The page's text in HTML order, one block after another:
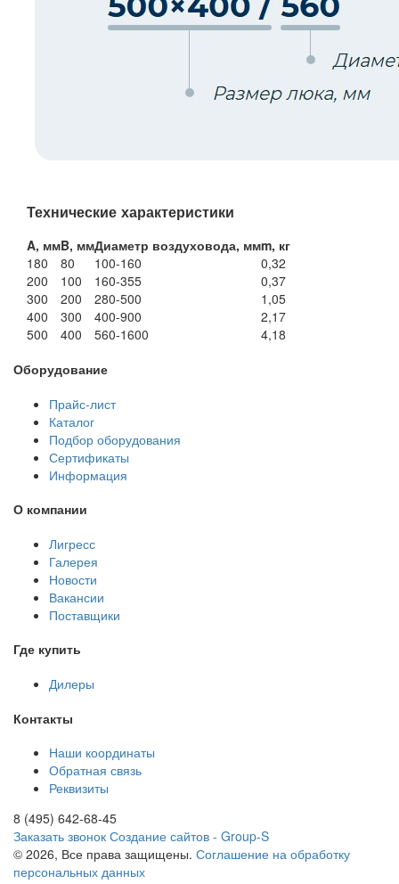
Технические характеристики
A, ммB, ммДиаметр воздуховода, ммm, кг
180
80 100-160
0,32
200
100 160-355
0,37
300
200 280-500
1,05
400
300 400-900
2,17
500
400 560-1600
4,18
Оборудование
Прайс-лист
Каталог
Подбор оборудования
Сертификаты
Информация
О компании
Лигресс
Галерея
Новости
Вакансии
Поставщики
Где купить
Дилеры
Контакты
Наши координаты
Обратная связь
Реквизиты
8 (495) 642-68-45
Заказать звонок Создание сайтов - Group-S
© 2026, Все права защищены. Соглашение на обработку
персональных данных